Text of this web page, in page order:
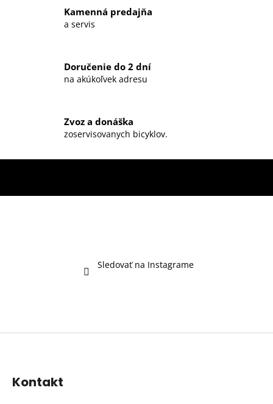
i
v
k
p
s
Kamenná predajňa
a servis
Doručenie do 2 dní
na akúkoľvek adresu
Zvoz a donáška
zoservisovanych bicyklov.
Sledovať na Instagrame
Kontakt